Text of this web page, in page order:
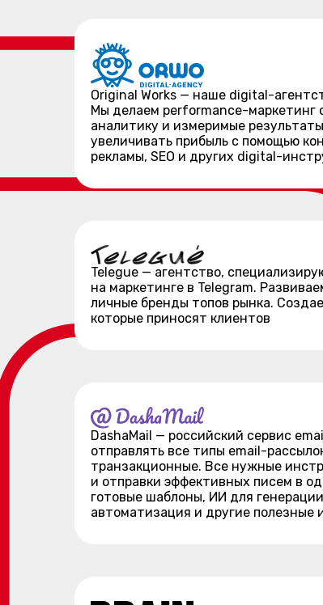
Original Works — наше digital-
Мы делаем performance-маркетинг
аналитику и измеримые
увеличивать прибыль с помощью
рекламы, SEO и других digital-
Telegue — агентство,
на маркетинге в Telegram.
личные бренды топов рынка.
которые приносят клиентов
DashaMail — российский сервис
отправлять все типы email-
транзакционные. Все нужные
и отправки эффективных писем в
готовые шаблоны, ИИ для
автоматизация и другие полезные